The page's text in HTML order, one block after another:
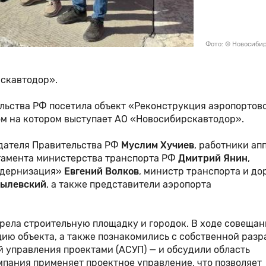
Фото: ©
РФ посетила объект «Реконструкция
на котором выступает АО «Новосибирскавтодор».
Правительства РФ Муслим Хучиев, работники
министерства транспорта РФ Дмитрий Янин,
Евгений Волков, министр транспорта и
, а также представители аэропорта
строительную площадку и городок. В ходе
объекта, а также познакомились с собственной
проектами (АСУП) — и обсудили область
применяет проектное управление, что позволяет